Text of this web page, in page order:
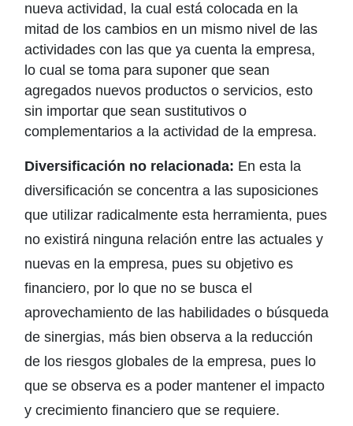
nueva actividad, la cual está colocada en la
mitad de los cambios en un mismo nivel de las
actividades con las que ya cuenta la empresa,
lo cual se toma para suponer que sean
agregados nuevos productos o servicios, esto
sin importar que sean sustitutivos o
complementarios a la actividad de la empresa.
Diversificación no relacionada: En esta la
diversificación se concentra a las suposiciones
que utilizar radicalmente esta herramienta, pues
no existirá ninguna relación entre las actuales y
nuevas en la empresa, pues su objetivo es
financiero, por lo que no se busca el
aprovechamiento de las habilidades o búsqueda
de sinergias, más bien observa a la reducción
de los riesgos globales de la empresa, pues lo
que se observa es a poder mantener el impacto
y crecimiento financiero que se requiere.